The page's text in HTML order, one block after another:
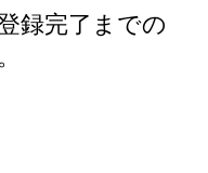
録完了までの